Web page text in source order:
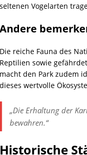
seltenen Vogelarten
Andere
Die reiche Fauna des
Reptilien sowie
macht den Park zudem
dieses wertvolle
„Die Erhaltung der
bewahren.“
Historische